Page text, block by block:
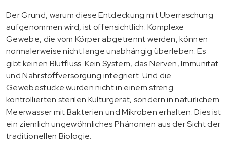
Der Grund, warum diese Entdeckung mit Überraschung
aufgenommen wird, ist offensichtlich. Komplexe
Gewebe, die vom Körper abgetrennt werden, können
normalerweise nicht lange unabhängig überleben. Es
gibt keinen Blutfluss. Kein System, das Nerven, Immunität
und Nährstoffversorgung integriert. Und die
Gewebestücke wurden nicht in einem streng
kontrollierten sterilen Kulturgerät, sondern in natürlichem
Meerwasser mit Bakterien und Mikroben erhalten. Dies ist
ein ziemlich ungewöhnliches Phänomen aus der Sicht der
traditionellen Biologie.